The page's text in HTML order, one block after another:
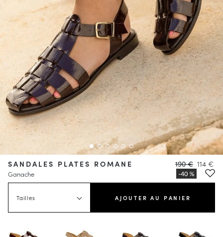
SANDALES PLATES ROMANE
Ganache
190 € 114 €
Tailles AJOUTER AU PANIER